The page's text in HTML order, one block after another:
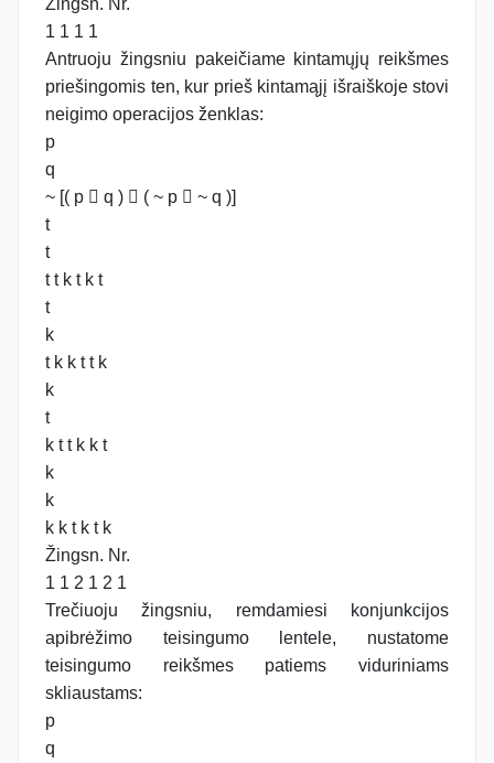
1 1 1 1
Antruoju žingsniu pakeičiame kintamųjų reikšmes
priešingomis ten, kur prieš kintamąjį išraiškoje stovi
neigimo operacijos ženklas:
p
q
~ [( p  q )  ( ~ p  ~ q )]
t
t
t t k t k t
t
k
t k k t t k
k
t
k t t k k t
k
k
k k t k t k
Žingsn. Nr.
1 1 2 1 2 1
Trečiuoju žingsniu, remdamiesi konjunkcijos
apibrėžimo teisingumo lentele, nustatome
teisingumo reikšmes patiems viduriniams
skliaustams:
p
q